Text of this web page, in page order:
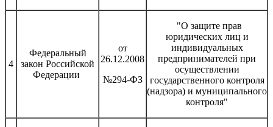
4
Федеральный
закон Российской
Федерации
от
26.12.2008
№294-ФЗ
"О защите прав
юридических лиц и
индивидуальных
предпринимателей при
осуществлении
государственного контроля
(надзора) и муниципального
контроля"